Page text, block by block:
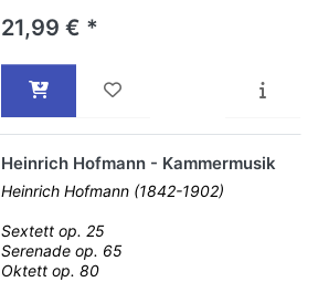
21,99 € *
Heinrich Hofmann - Kammermusik
Heinrich Hofmann (1842-1902)
Sextett op. 25
Serenade op. 65
Oktett op. 80